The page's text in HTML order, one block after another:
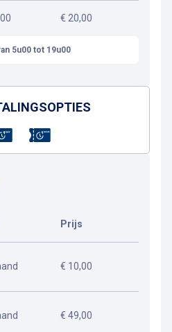
€ 20,00
5u00 tot 19u00
Prijs
€ 10,00
€ 49,00